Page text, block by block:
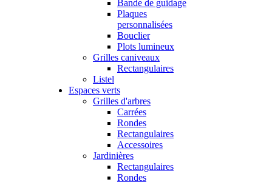
Bande de guidage
Plaques
personnalisées
Bouclier
Plots lumineux
Grilles caniveaux
Rectangulaires
Listel
Espaces verts
Grilles d'arbres
Carrées
Rondes
Rectangulaires
Accessoires
Jardinières
Rectangulaires
Rondes